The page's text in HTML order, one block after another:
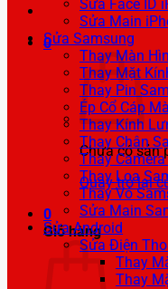
0
Chưa có sản
Quay trở lại
0
Giỏ hàng
Sửa Face ID
Sửa Main
Sửa Samsung
Thay Màn
Thay Mặt
Thay Pin
Ép Cổ Cáp
Thay Kính
Thay Chân
Thay
Thay Loa
Thay Vỏ
Sửa Main
Sửa Android
Sửa Điện
Thay
Thay